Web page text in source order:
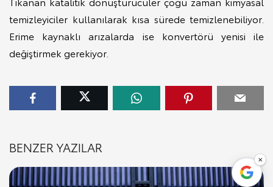
temizleyiciler kullanılarak kısa sürede temizlenebiliyor.
Erime kaynaklı arızalarda ise konvertörü yenisi ile
değiştirmek gerekiyor.
BENZER YAZILAR
×